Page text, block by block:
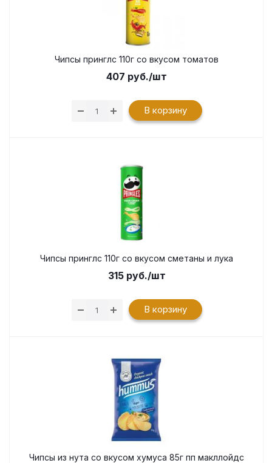
Чипсы принглс 110г со вкусом томатов
407 руб./шт
В корзину
Чипсы принглс 110г со вкусом сметаны и лука
315руб./шт
В корзину
Чипсы из нута со вкусом хумуса 85г пп макллойдс